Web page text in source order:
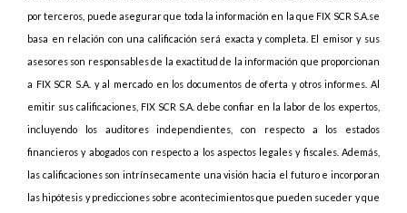
por terceros, puede asegurar que toda la información en la que FIX SCR S.A.se
basa en relación con una calificación será exacta y completa. El emisor y sus
asesores son responsables de la exactitud de la información que proporcionan
a FIX SCR S.A. y al mercado en los documentos de oferta y otros informes. Al
emitir sus calificaciones, FIX SCR S.A. debe confiar en la labor de los expertos,
incluyendo los auditores independientes, con respecto a los estados
financieros y abogados con respecto a los aspectos legales y fiscales. Además,
las calificaciones son intrínsecamente una visión hacia el futuro e incorporan
las hipótesis y predicciones sobre acontecimientos que pueden suceder y que